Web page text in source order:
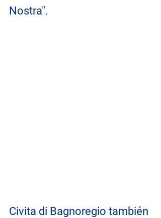
Nostra".
Civita di Bagnoregio también